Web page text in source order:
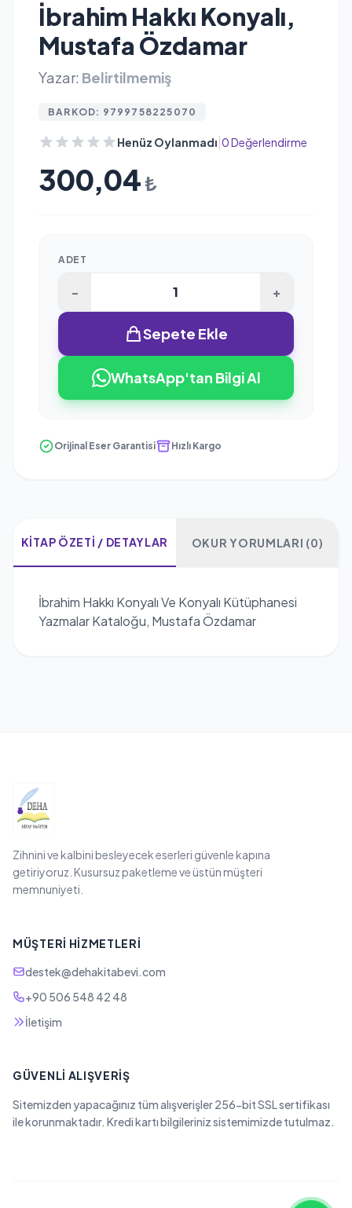
İbrahim Hakkı Konyalı,
Mustafa Özdamar
Yazar: Belirtilmemiş
BARKOD: 9799758225070
Henüz Oylanmadı|0 Değerlendirme
300,04 ₺
ADET
- +
Sepete Ekle
WhatsApp'tan Bilgi Al
Orijinal Eser Garantisi Hızlı Kargo
KITAP ÖZETI / DETAYLAR OKUR YORUMLARI (0)
İbrahim Hakkı Konyalı Ve Konyalı Kütüphanesi
Yazmalar Kataloğu, Mustafa Özdamar
Zihnini ve kalbini besleyecek eserleri güvenle kapına
getiriyoruz. Kusursuz paketleme ve üstün müşteri
memnuniyeti.
MÜŞTERI HIZMETLERI
destek@dehakitabevi.com
+90 506 548 42 48
İletişim
GÜVENLI ALIŞVERIŞ
Sitemizden yapacağınız tüm alışverişler 256-bit SSL sertifikası
ile korunmaktadır. Kredi kartı bilgileriniz sistemimizde tutulmaz.